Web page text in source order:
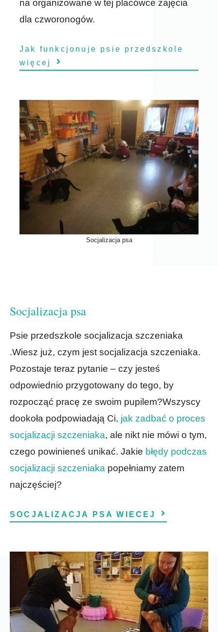
na organizowane w tej placówce zajęcia
dla czworonogów.
Jak funkcjonuje psie przedszkole
więcej
Socjalizacja psa
Socjalizacja psa
Psie przedszkole socjalizacja szczeniaka
.Wiesz już, czym jest socjalizacja szczeniaka.
Pozostaje teraz pytanie – czy jesteś
odpowiednio przygotowany do tego, by
rozpocząć pracę ze swoim pupilem?Wszyscy
dookoła podpowiadają Ci, jak zadbać o proces
socjalizacji szczeniaka, ale nikt nie mówi o tym,
czego powinieneś unikać. Jakie błędy podczas
socjalizacji szczeniaka popełniamy zatem
najczęściej?
SOCJALIZACJA PSA WIECEJ